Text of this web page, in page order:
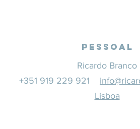
Pessoal
Ricardo Branco
+351 919 229 921
Lisboa